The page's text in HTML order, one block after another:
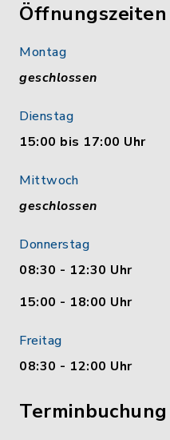
Montag
geschlossen
Dienstag
15:00 bis 17:00 Uhr
Mittwoch
geschlossen
Donnerstag
08:30 - 12:30 Uhr
15:00 - 18:00 Uhr
Freitag
08:30 - 12:00 Uhr